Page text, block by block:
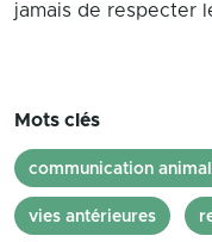
jamais de respecter
Mots clés
communication
vies antérieures